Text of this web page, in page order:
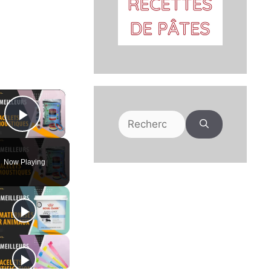
×
Play Video
Now Playing
Rechercher :